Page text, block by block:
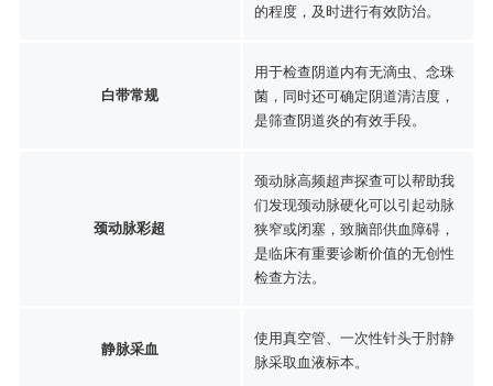
的程度，及时进行有效防治。
白带常规
用于检查阴道内有无滴虫、念珠
菌，同时还可确定阴道清洁度，
是筛查阴道炎的有效手段。
颈动脉彩超
颈动脉高频超声探查可以帮助我
们发现颈动脉硬化可以引起动脉
狭窄或闭塞，致脑部供血障碍，
是临床有重要诊断价值的无创性
检查方法。
静脉采血
使用真空管、一次性针头于肘静
脉采取血液标本。